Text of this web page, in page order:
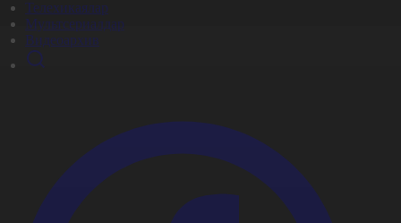
Телехикаялар
Мультсериалдар
Видеоархив